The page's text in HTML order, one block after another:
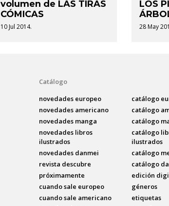
volumen de LAS TIRAS
CÓMICAS
10 Jul 2014.
LOS
28 May
Catálogo
novedades europeo
novedades americano
novedades manga
novedades libros
ilustrados
novedades danmei
revista descubre
próximamente
cuando sale europeo
cuando sale americano
catálogo
catálogo
catálogo
catálogo
ilustrados
catálogo
catálogo
edición
géneros
etiquetas